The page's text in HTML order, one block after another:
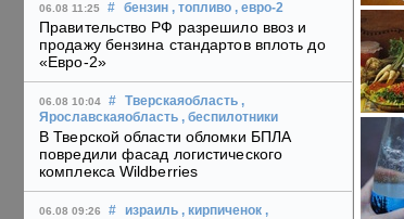
06.08 11:25 # бензин , топливо , евро-2
Правительство РФ разрешило ввоз и
продажу бензина стандартов вплоть до
«Евро-2»
06.08 10:04 # Тверскаяобласть ,
Ярославскаяобласть , беспилотники
В Тверской области обломки БПЛА
повредили фасад логистического
комплекса Wildberries
06.08 09:26 # израиль , кирпиченок ,